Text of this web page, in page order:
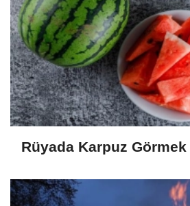
Rüyada Karpuz Görmek